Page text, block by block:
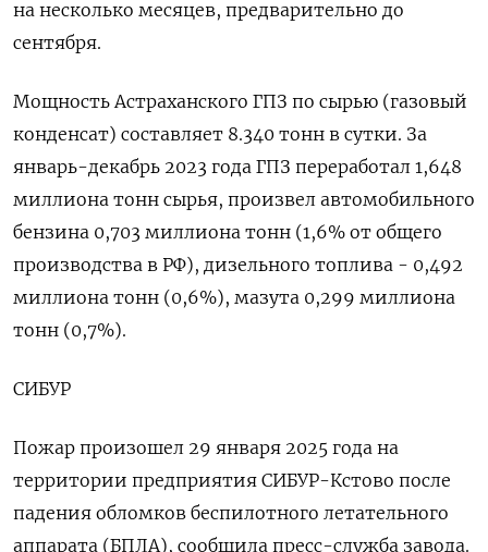
на несколько месяцев, предварительно до
сентября.
Мощность Астраханского ГПЗ по сырью (газовый
конденсат) составляет 8.340 тонн в сутки. За
январь-декабрь 2023 года ГПЗ переработал 1,648
миллиона тонн сырья, произвел автомобильного
бензина 0,703 миллиона тонн (1,6% от общего
производства в РФ), дизельного топлива - 0,492
миллиона тонн (0,6%), мазута 0,299 миллиона
тонн (0,7%).
СИБУР
Пожар произошел 29 января 2025 года на
территории предприятия СИБУР-Кстово после
падения обломков беспилотного летательного
аппарата (БПЛА), сообщила пресс-служба завода.